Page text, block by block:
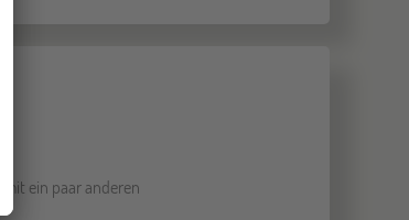
ein paar anderen